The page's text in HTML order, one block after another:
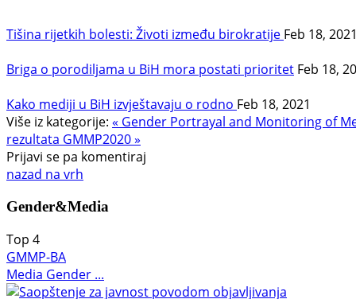
Tišina rijetkih bolesti: Životi između birokratije Feb 18,
Briga o porodiljama u BiH mora postati prioritet Feb 18,
Kako mediji u BiH izvještavaju o rodno Feb 18, 2021
Više iz kategorije: « Gender Portrayal and Monitoring of
rezultata GMMP2020 »
Prijavi se pa komentiraj
nazad na vrh
Gender&Media
Top 4
GMMP-BA
Media Gender ...